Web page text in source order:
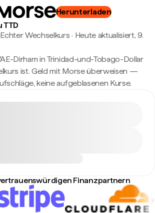
Herunterladen
TTD
Echter Wechselkurs · Heute aktualisiert, 9.
Dirham in Trinidad-und-Tobago-Dollar
ist. Geld mit Morse überweisen —
keine aufgeblasenen Kurse.
Finanzpartnern